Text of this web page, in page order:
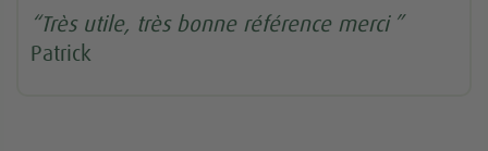
“Très utile, très bonne référence merci ”
Patrick